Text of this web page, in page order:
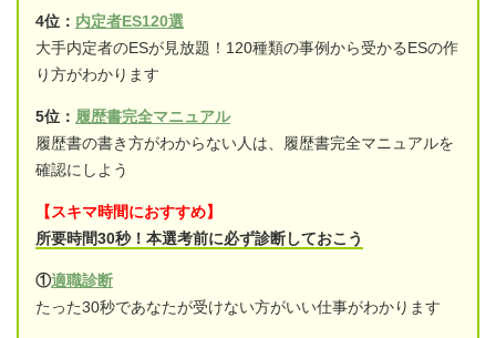
4位： 内定者ES120選
大手内定者のESが見放題！120種類の事例から受かるESの作
り方がわかります
5位： 履歴書完全マニュアル
履歴書の書き方がわからない人は、履歴書完全マニュアルを
確認にしよう
【スキマ時間におすすめ】
所要時間30秒！本選考前に必ず診断しておこう
①適職診断
たった30秒であなたが受けない方がいい仕事がわかります